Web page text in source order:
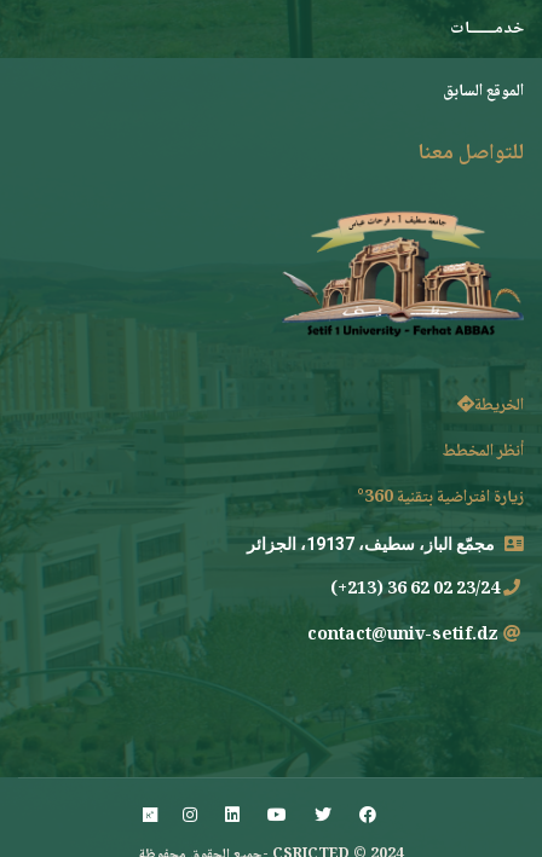
خدمـــــــات
الموقع السابق
للتواصل معنا
الخريطة
أنظر المخطط
زيارة افتراضية بتقنية 360°
مجمّع الباز، سطيف، 19137، الجزائر
23/24 02 62 36 (213+)
contact@univ-setif.dz